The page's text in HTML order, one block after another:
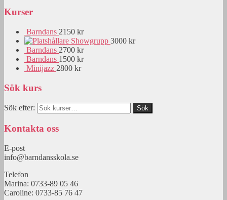
Kurser
Barndans 2150 kr
Showgrupp 3000 kr
Barndans 2700 kr
Barndans 1500 kr
Minijazz 2800 kr
Sök kurs
Sök efter:
Kontakta oss
E-post
info@barndansskola.se
Telefon
Marina: 0733-89 05 46
Caroline: 0733-85 76 47